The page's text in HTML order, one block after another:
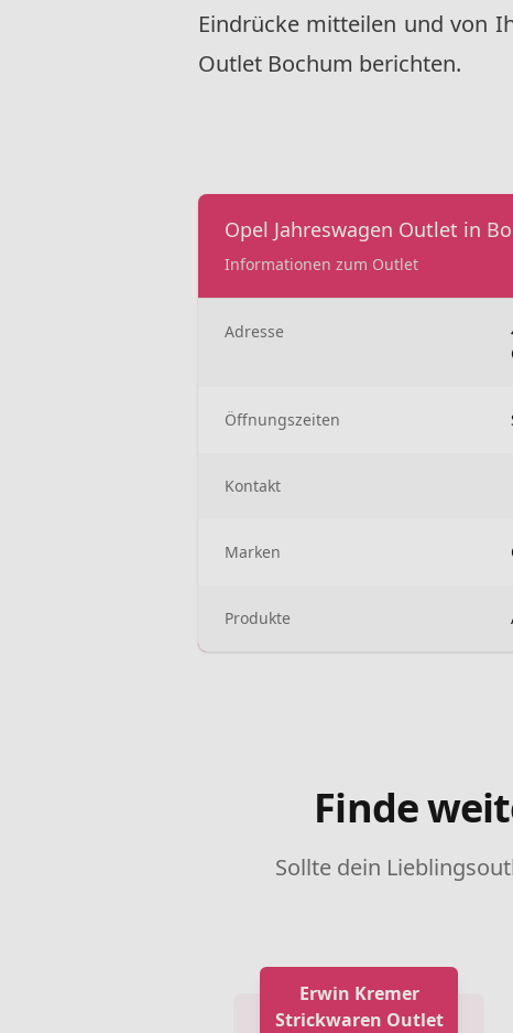
Eindrücke mitteilen und von
Outlet Bochum berichten.
Opel Jahreswagen Outlet in
Informationen zum Outlet
Adresse
Öffnungszeiten
Kontakt
Marken
Produkte
Finde
Sollte dein
Erwin Kremer
Strickwaren Outlet